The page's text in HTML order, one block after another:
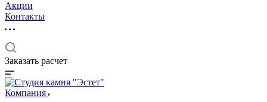
Акции
Контакты
Заказать расчет
Компания